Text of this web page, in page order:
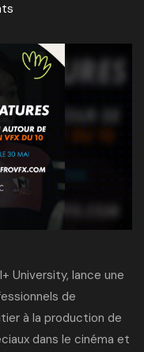
University, lance une
de
à la production de
dans le cinéma et